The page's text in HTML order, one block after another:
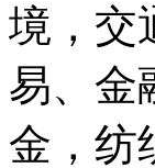
境，交
易、金
金，纺